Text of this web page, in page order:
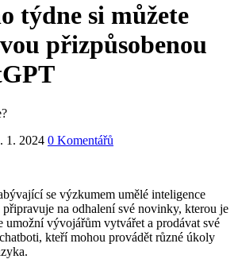
týdne si můžete
přizpůsobenou
1. 2024 0 Komentářů
se výzkumem umělé inteligence
na odhalení své novinky, kterou je
umožní vývojářům vytvářet a prodávat své
kteří mohou provádět různé úkoly